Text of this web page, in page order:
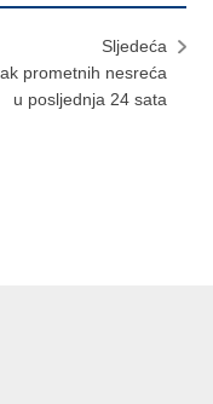
Sljedeća
prometnih nesreća
u posljednja 24 sata